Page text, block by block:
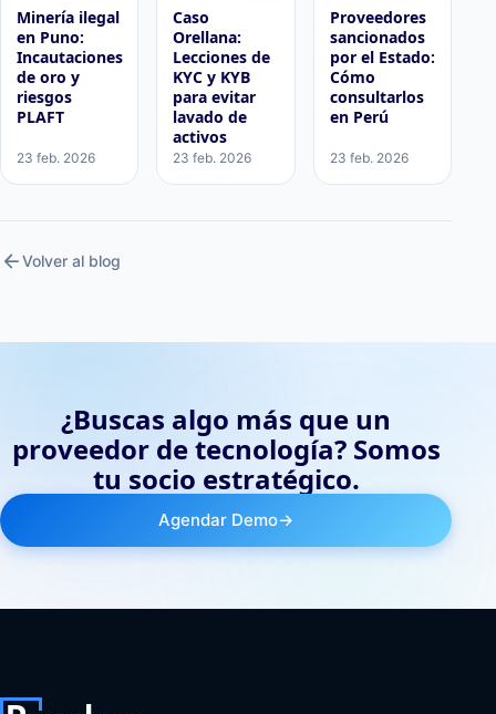
Minería ilegal
en Puno:
Incautaciones
de oro y
riesgos
PLAFT
23 feb. 2026
Caso
Orellana:
Lecciones de
KYC y KYB
para evitar
lavado de
activos
23 feb. 2026
Proveedores
sancionados
por el Estado:
Cómo
consultarlos
en Perú
23 feb. 2026
arrow_backVolver al blog
¿Buscas algo más que un
proveedor de tecnología? Somos
tu socio estratégico.
Agendar Demo→